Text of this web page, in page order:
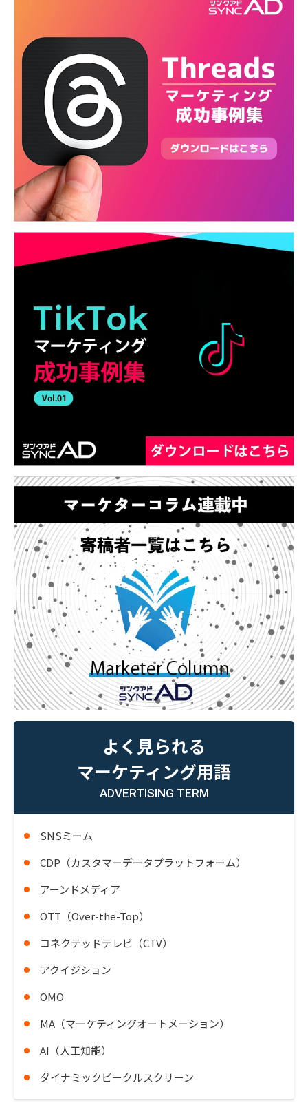
よく見られる
マーケティング用語
ADVERTISING TERM
SNSミーム
CDP（カスタマーデータプラットフォーム）
アーンドメディア
OTT（Over-the-Top）
コネクテッドテレビ（CTV）
アクイジション
OMO
MA（マーケティングオートメーション）
AI（人工知能）
ダイナミックビークルスクリーン